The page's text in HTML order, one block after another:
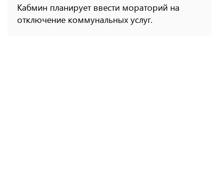
Кабмин планирует ввести мораторий на
отключение коммунальных услуг.